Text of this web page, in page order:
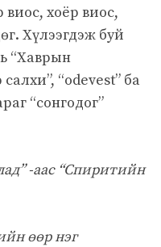
виос, хоёр виос,
Хүлээгдэж буй
“Хаврын
“odevest” ба
“сонгодог”
-аас “Спиритийн
өөр нэг